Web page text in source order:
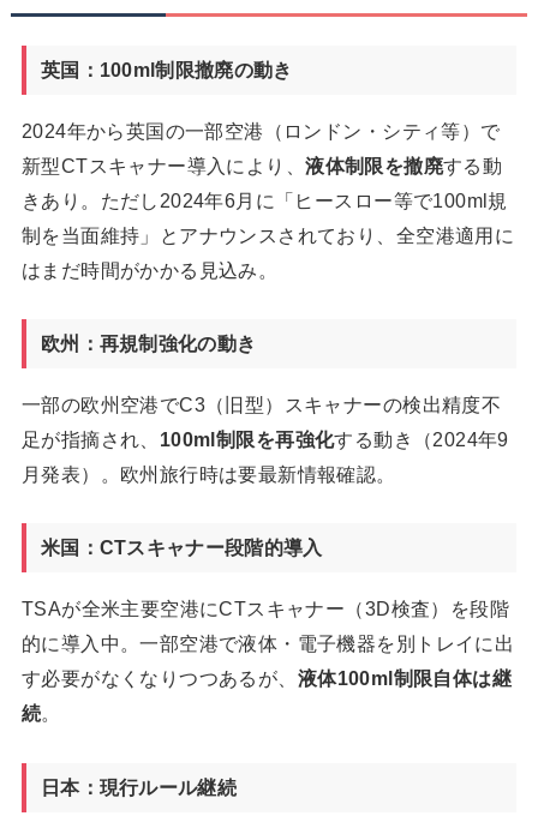
英国：100ml制限撤廃の動き
2024年から英国の一部空港（ロンドン・シティ等）で
新型CTスキャナー導入により、液体制限を撤廃する動
きあり。ただし2024年6月に「ヒースロー等で100ml規
制を当面維持」とアナウンスされており、全空港適用に
はまだ時間がかかる見込み。
欧州：再規制強化の動き
一部の欧州空港でC3（旧型）スキャナーの検出精度不
足が指摘され、 100ml制限を再強化する動き（2024年9
月発表）。欧州旅行時は要最新情報確認。
米国：CTスキャナー段階的導入
TSAが全米主要空港にCTスキャナー（3D検査）を段階
的に導入中。一部空港で液体・電子機器を別トレイに出
す必要がなくなりつつあるが、 液体100ml制限自体は継
続。
日本：現行ルール継続